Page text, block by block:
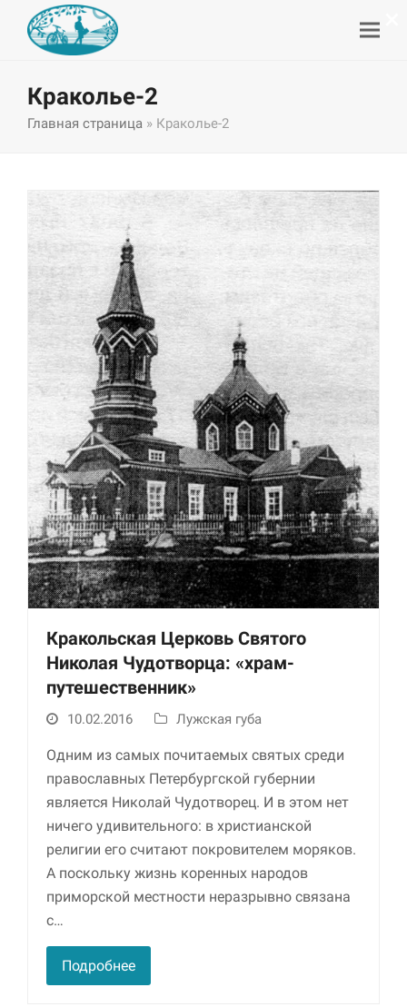
Краколье-2
Главная страница » Краколье-2
Кракольская Церковь Святого
Николая Чудотворца: «храм-
путешественник»
10.02.2016 Лужская губа
Одним из самых почитаемых святых среди
православных Петербургской губернии
является Николай Чудотворец. И в этом нет
ничего удивительного: в христианской
религии его считают покровителем моряков.
А поскольку жизнь коренных народов
приморской местности неразрывно связана
с…
Подробнее
Необходимые
этих файлов cookie
обязательно. Они
необходимы для
веб-сайта.
Статистика и
аналитика
Для того чтобы
улучшить
и структуру веб-
сайта, исходя из
того, как он
используется.